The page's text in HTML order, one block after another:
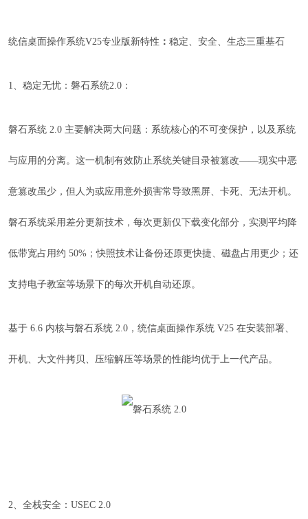
统信桌面操作系统V25专业版新特性 ：稳定、安全、生态三重基石
1、稳定无忧：磐石系统2.0：
磐石系统 2.0 主要解决两大问题：系统核心的不可变保护，以及系统
与应用的分离。这一机制有效防止系统关键目录被篡改——现实中恶
意篡改虽少，但人为或应用意外损害常导致黑屏、卡死、无法开机。
磐石系统采用差分更新技术，每次更新仅下载变化部分，实测平均降
低带宽占用约 50%；快照技术让备份还原更快捷、磁盘占用更少；还
支持电子教室等场景下的每次开机自动还原。
基于 6.6 内核与磐石系统 2.0，统信桌面操作系统 V25 在安装部署、
开机、大文件拷贝、压缩解压等场景的性能均优于上一代产品。
2、全栈安全：USEC 2.0